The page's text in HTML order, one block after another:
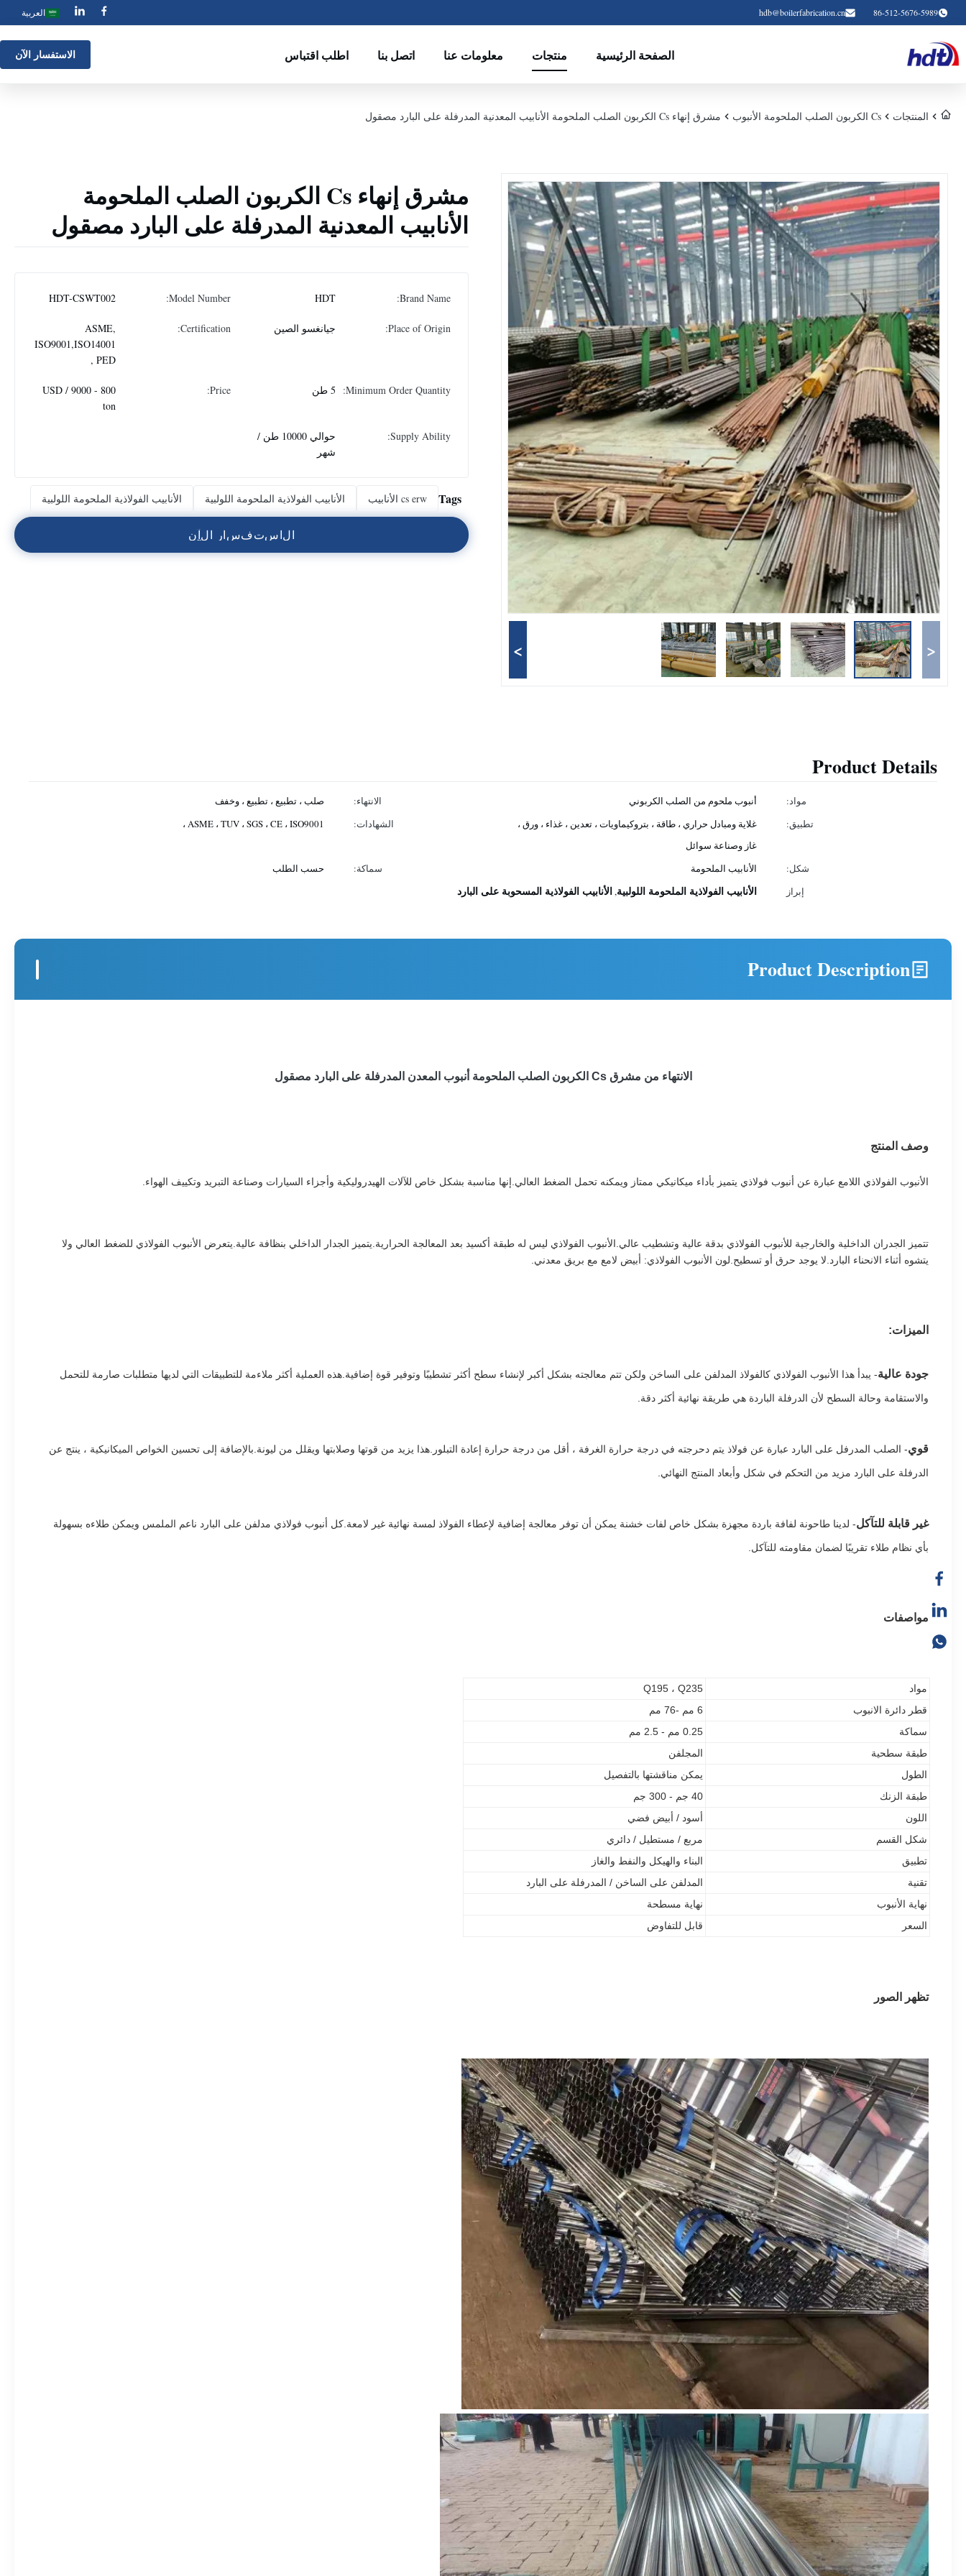
86-512-5676-5989
hdb@boilerfabrication.cn العربية
الصفحة الرئيسية منتجات معلومات عنا اتصل بنا اطلب اقتباس الاستفسار الآن
المنتجات Cs الكربون الصلب الملحومة الأنبوب مشرق إنهاء Cs الكربون الصلب الملحومة الأنابيب المعدنية المدرفلة على البارد مصقول
<
>
مشرق إنهاء Cs الكربون الصلب الملحومة
الأنابيب المعدنية المدرفلة على البارد مصقول
Brand Name:
HDT
Model Number:
HDT-CSWT002
Place of Origin: جيانغسو الصين Certification:
ASME,
ISO9001,ISO14001
, PED
Minimum Order Quantity: 5 طن Price:
800 - 9000 USD /
ton
Supply Ability:
حوالي 10000 طن /
شهر
Tags cs erw الأنابيب الأنابيب الفولاذية الملحومة اللولبية الأنابيب الفولاذية الملحومة اللولبية
الاستفسار الآن
Product Details
مواد: أنبوب ملحوم من الصلب الكربوني الانتهاء:
صلب ، تطبيع ، تطبيع ، وخفف
تطبيق:
غلاية ومبادل حراري ، طاقة ، بتروكيماويات ، تعدين ، غذاء ، ورق ،
غاز وصناعة سوائل
الشهادات: ASME ، TUV ، SGS ، CE ، ISO9001 ،
شكل: الأنابيب الملحومة سماكة:
حسب الطلب
إبراز
الأنابيب الفولاذية الملحومة اللولبية,الأنابيب الفولاذية المسحوبة على البارد
Product Description
الانتهاء من مشرق Cs الكربون الصلب الملحومة أنبوب المعدن المدرفلة على البارد مصقول
وصف المنتج
الأنبوب الفولاذي اللامع عبارة عن أنبوب فولاذي يتميز بأداء ميكانيكي ممتاز ويمكنه تحمل الضغط العالي.إنها مناسبة بشكل خاص للآلات الهيدروليكية وأجزاء السيارات وصناعة التبريد وتكييف الهواء.
تتميز الجدران الداخلية والخارجية للأنبوب الفولاذي بدقة عالية وتشطيب عالي.الأنبوب الفولاذي ليس له طبقة أكسيد بعد المعالجة الحرارية.يتميز الجدار الداخلي بنظافة عالية.يتعرض الأنبوب الفولاذي للضغط العالي ولا
يتشوه أثناء الانحناء البارد.لا يوجد حرق أو تسطيح.لون الأنبوب الفولاذي: أبيض لامع مع بريق معدني.
الميزات:
جودة عالية- يبدأ هذا الأنبوب الفولاذي كالفولاذ المدلفن على الساخن ولكن تتم معالجته بشكل أكبر لإنشاء سطح أكثر تشطيبًا وتوفير قوة إضافية.هذه العملية أكثر ملاءمة للتطبيقات التي لديها متطلبات صارمة للتحمل
والاستقامة وحالة السطح لأن الدرفلة الباردة هي طريقة نهائية أكثر دقة.
قوي- الصلب المدرفل على البارد عبارة عن فولاذ يتم دحرجته في درجة حرارة الغرفة ، أقل من درجة حرارة إعادة التبلور.هذا يزيد من قوتها وصلابتها ويقلل من ليونة.بالإضافة إلى تحسين الخواص الميكانيكية ، ينتج عن
الدرفلة على البارد مزيد من التحكم في شكل وأبعاد المنتج النهائي.
غير قابلة للتآكل- لدينا طاحونة لفافة باردة مجهزة بشكل خاص لفات خشنة يمكن أن توفر معالجة إضافية لإعطاء الفولاذ لمسة نهائية غير لامعة.كل أنبوب فولاذي مدلفن على البارد ناعم الملمس ويمكن طلاءه بسهولة
بأي نظام طلاء تقريبًا لضمان مقاومته للتآكل.
مواصفات
مواد
Q195 ، Q235
قطر دائرة الانبوب
6 مم -76 مم
سماكة
0.25 مم - 2.5 مم
طبقة سطحية
المجلفن
الطول
يمكن مناقشتها بالتفصيل
طبقة الزنك
40 جم - 300 جم
اللون
أسود / أبيض فضي
شكل القسم
مربع / مستطيل / دائري
تطبيق
البناء والهيكل والنفط والغاز
تقنية
المدلفن على الساخن / المدرفلة على البارد
نهاية الأنبوب
نهاية مسطحة
السعر
قابل للتفاوض
تظهر الصور